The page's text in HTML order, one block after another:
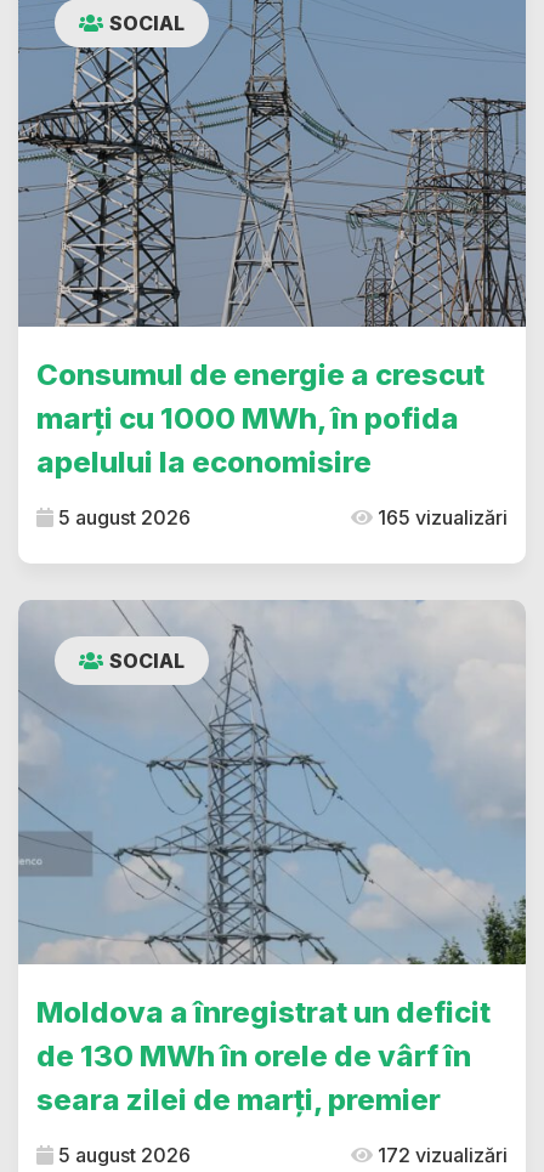
SOCIAL
Consumul de energie a crescut
marți cu 1000 MWh, în pofida
apelului la economisire
5 august 2026 165 vizualizări
SOCIAL
Moldova a înregistrat un deficit
de 130 MWh în orele de vârf în
seara zilei de marți, premier
5 august 2026 172 vizualizări